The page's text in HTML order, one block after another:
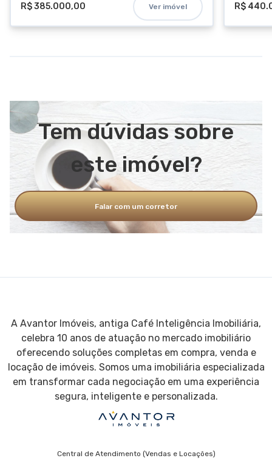
R$ 385.000,00 Ver imóvel R$
Tem dúvidas sobre
este imóvel?
Falar com um corretor
A Avantor Imóveis, antiga Café Inteligência Imobiliária,
celebra 10 anos de atuação no mercado imobiliário
oferecendo soluções completas em compra, venda e
locação de imóveis. Somos uma imobiliária especializada
em transformar cada negociação em uma experiência
segura, inteligente e personalizada.
Central de Atendimento (Vendas e Locações)